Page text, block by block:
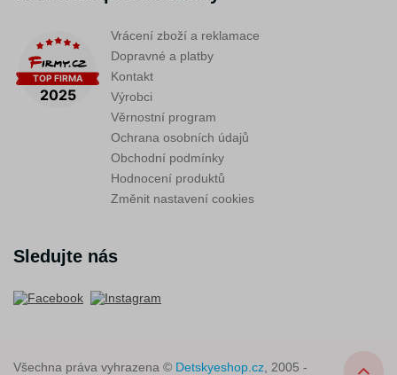
Vrácení zboží a reklamace
Dopravné a platby
Kontakt
Výrobci
Věrnostní program
Ochrana osobních údajů
Obchodní podmínky
Hodnocení produktů
Změnit nastavení cookies
Sledujte nás
Všechna práva vyhrazena © Detskyeshop.cz, 2005 -